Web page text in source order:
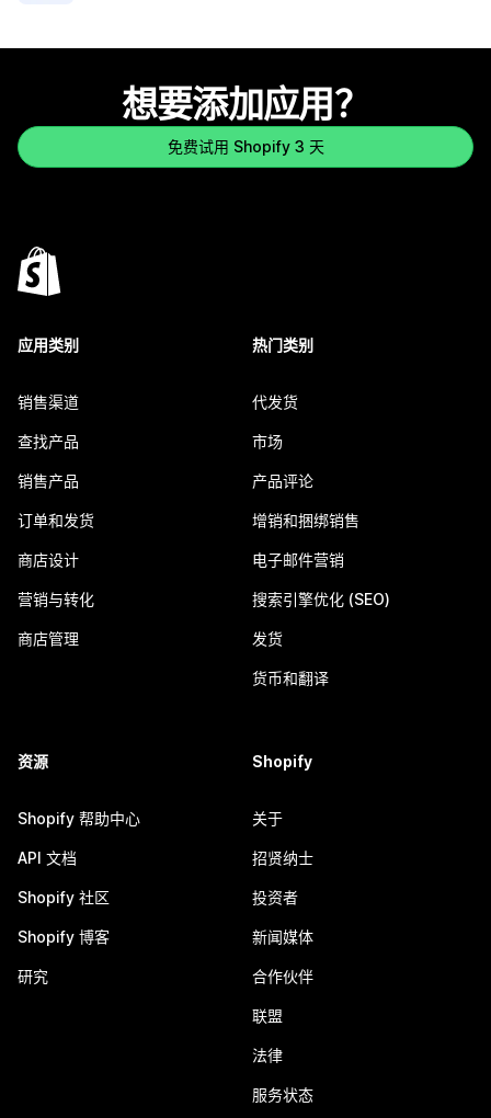
想要添加应用？
免费试用 Shopify 3 天
应用类别
销售渠道
查找产品
销售产品
订单和发货
商店设计
营销与转化
商店管理
热门类别
代发货
市场
产品评论
增销和捆绑销售
电子邮件营销
搜索引擎优化 (SEO)
发货
货币和翻译
资源
Shopify 帮助中心
API 文档
Shopify 社区
Shopify 博客
研究
Shopify
关于
招贤纳士
投资者
新闻媒体
合作伙伴
联盟
法律
服务状态